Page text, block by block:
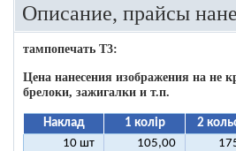
Описание, прайсы
тампопечать T3:
Цена нанесения изображения на не
брелоки, зажигалки и т.п.
Наклад 1 колір 2
10 шт
105,00